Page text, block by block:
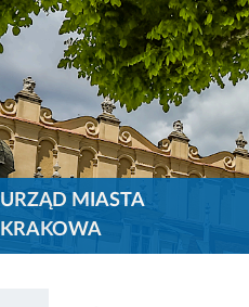
URZĄD MIASTA
KRAKOWA